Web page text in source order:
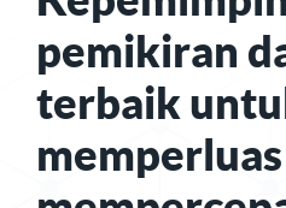
pemikiran
terbaik